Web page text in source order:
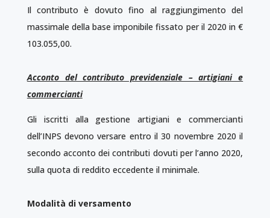
Il contributo è dovuto fino al raggiungimento del
massimale della base imponibile fissato per il 2020 in €
103.055,00.
Acconto del contributo previdenziale – artigiani e
commercianti
Gli iscritti alla gestione artigiani e commercianti
dell’INPS devono versare entro il 30 novembre 2020 il
secondo acconto dei contributi dovuti per l’anno 2020,
sulla quota di reddito eccedente il minimale.
Modalità di versamento